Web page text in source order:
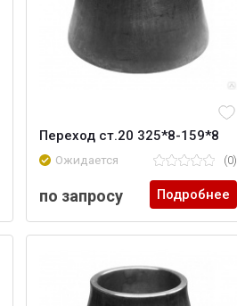
Переход ст.20 325*8-159*8
Ожидается (0)
по запросу Подробнее